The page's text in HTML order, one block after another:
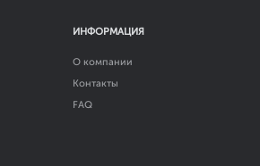
ИНФОРМАЦИЯ
О компании
Контакты
FAQ